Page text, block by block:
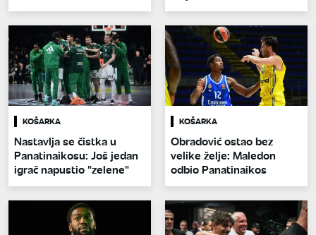
KOŠARKA
Nastavlja se čistka u
Panatinaikosu: Još jedan
igrač napustio "zelene"
KOŠARKA
Obradović ostao bez
velike želje: Maledon
odbio Panatinaikos